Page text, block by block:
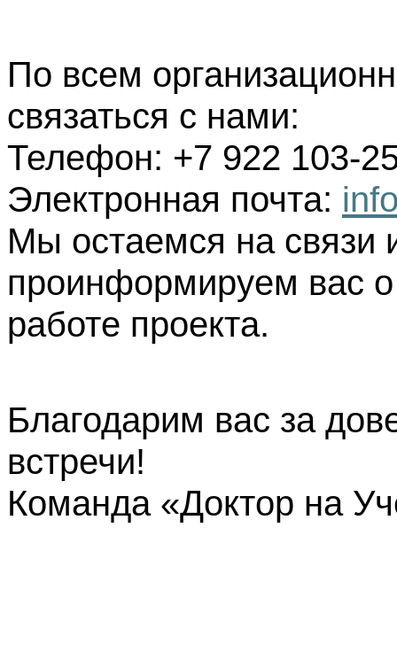
По всем
связаться с нами:
Телефон: +7 922 103-
Электронная почта:
Мы остаемся на связи
проинформируем вас
работе проекта.
Благодарим вас за
встречи!
Команда «Доктор на